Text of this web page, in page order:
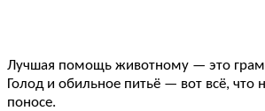
Лучшая помощь животному — это
Голод и обильное питьё — вот всё, что
поносе.